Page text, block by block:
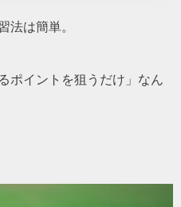
法は簡単。
ポイントを狙うだけ」なん